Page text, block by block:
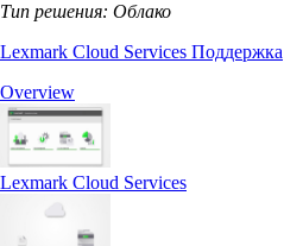
Тип решения: Облако
Lexmark Cloud Services Поддержка
Overview
Lexmark Cloud Services